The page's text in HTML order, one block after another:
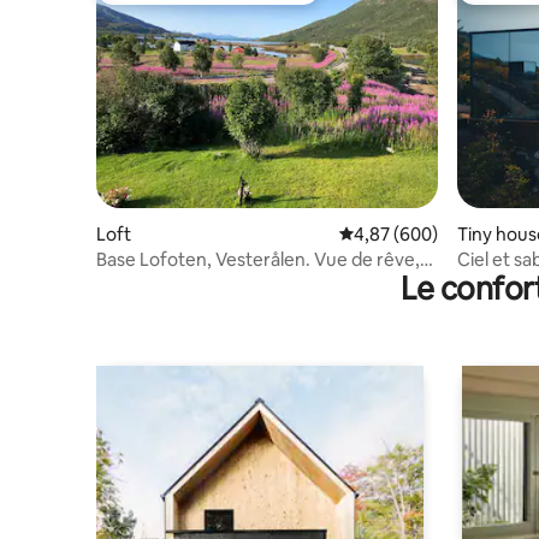
Loft Évaluation moyenne
4,87 (600)
Base Lofoten, Vesterålen. Vue de rêve,
Tiny
Ciel et
Arctic
Le